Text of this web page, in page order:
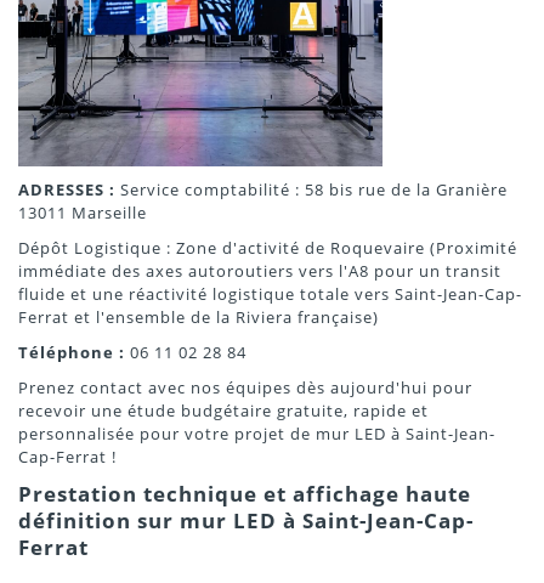
ADRESSES : Service comptabilité : 58 bis rue de la Granière
13011 Marseille
Dépôt Logistique : Zone d'activité de Roquevaire (Proximité
immédiate des axes autoroutiers vers l'A8 pour un transit
fluide et une réactivité logistique totale vers Saint-Jean-Cap-
Ferrat et l'ensemble de la Riviera française)
Téléphone : 06 11 02 28 84
Prenez contact avec nos équipes dès aujourd'hui pour
recevoir une étude budgétaire gratuite, rapide et
personnalisée pour votre projet de mur LED à Saint-Jean-
Cap-Ferrat !
Prestation technique et affichage haute
définition sur mur LED à Saint-Jean-Cap-
Ferrat